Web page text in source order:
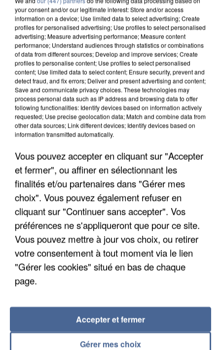
UNE TOURISTE DE L’OISE EMPORTÉE PAR UNE
COULÉE DE BOUE EN HAUTE-SAVOIE
INTERMARCHÉ APRÈS UNE...
your consent and/or our legitimate interest: Store and/or access
information on a device; Use limited data to select advertising; Create
profiles for personalised advertising; Use profiles to select personalised
advertising; Measure advertising performance; Measure content
performance; Understand audiences through statistics or combinations
of data from different sources; Develop and improve services; Create
profiles to personalise content; Use profiles to select personalised
content; Use limited data to select content; Ensure security, prevent and
detect fraud, and fix errors; Deliver and present advertising and content;
Save and communicate privacy choices. These technologies may
process personal data such as IP address and browsing data to offer
following functionalities: Identify devices based on information actively
requested; Use precise geolocation data; Match and combine data from
other data sources; Link different devices; Identify devices based on
information transmitted automatically.
Vous pouvez accepter en cliquant sur "Accepter
et fermer", ou affiner en sélectionnant les
finalités et/ou partenaires dans "Gérer mes
choix". Vous pouvez également refuser en
cliquant sur "Continuer sans accepter". Vos
préférences ne s'appliqueront que pour ce site.
Vous pouvez mettre à jour vos choix, ou retirer
votre consentement à tout moment via le lien
"Gérer les cookies" situé en bas de chaque
page.
Gérer mes choix
Accepter et fermer